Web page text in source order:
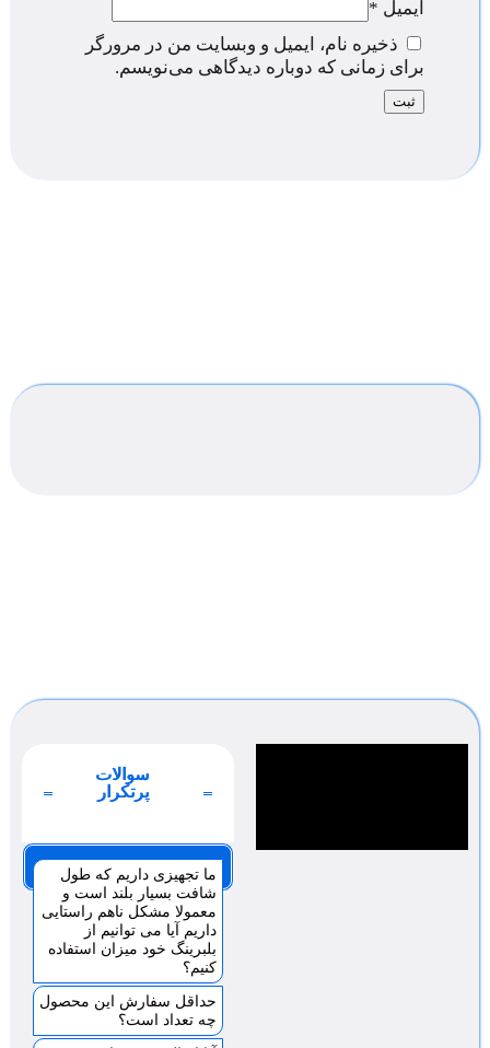
ایمیل *
ذخیره نام، ایمیل و وبسایت من در مرورگر
برای زمانی که دوباره دیدگاهی می‌نویسم.
سوالات
پرتکرار
صفحه 1
ما تجهیزی داریم که طول
شافت بسیار بلند است و
معمولا مشکل ناهم راستایی
داریم آیا می توانیم از
بلبرینگ خود میزان استفاده
کنیم؟
حداقل سفارش این محصول
چه تعداد است؟